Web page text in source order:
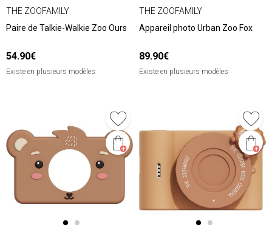
THE ZOOFAMILY
Paire de Talkie-Walkie Zoo Ours
54.90€
Existe en plusieurs modèles
THE ZOOFAMILY
Appareil photo Urban Zoo Fox
89.90€
Existe en plusieurs modèles